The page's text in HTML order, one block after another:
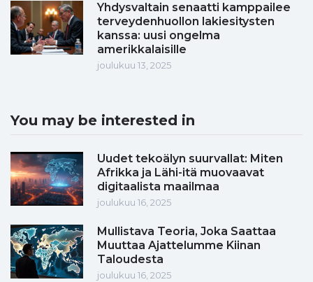
Yhdysvaltain senaatti kamppailee
terveydenhuollon lakiesitysten
kanssa: uusi ongelma
amerikkalaisille
joulukuu 13, 2025
You may be interested in
Uudet tekoälyn suurvallat: Miten
Afrikka ja Lähi-itä muovaavat
digitaalista maailmaa
joulukuu 16, 2025
Mullistava Teoria, Joka Saattaa
Muuttaa Ajattelumme Kiinan
Taloudesta
joulukuu 16, 2025